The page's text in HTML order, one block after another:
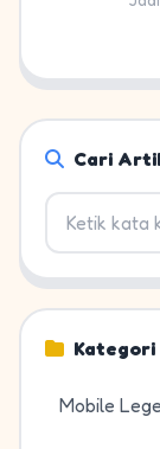
Cari
Kategori
Mobile